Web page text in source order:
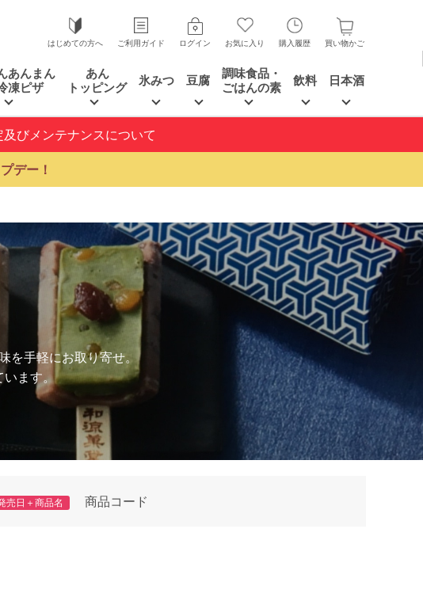
はじめての方へ ご利用ガイド ログイン お気に入り 購入履歴 買い物かご
あんまん
凍ピザ
あん
トッピング
氷みつ 豆腐
調味食品・
ごはんの素
飲料 日本酒
びメンテナンスについて
デー！
手軽にお取り寄せ。
ます。
売日＋商品名 商品コード